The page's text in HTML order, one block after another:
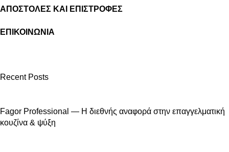
ΑΠΟΣΤΟΛΕΣ ΚΑΙ ΕΠΙΣΤΡΟΦΕΣ
ΕΠΙΚΟΙΝΩΝΙΑ
Recent Posts
Fagor Professional — Η διεθνής αναφορά στην επαγγελματική
κουζίνα & ψύξη